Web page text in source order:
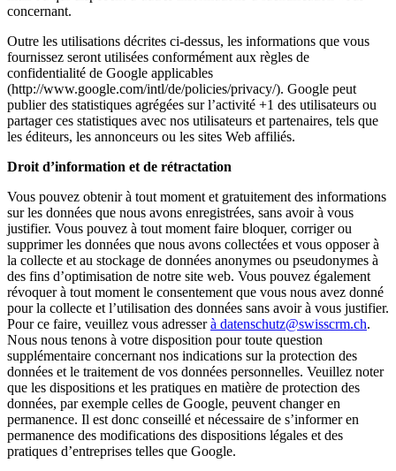
concernant.
Outre les utilisations décrites ci-dessus, les informations que vous
fournissez seront utilisées conformément aux règles de
confidentialité de Google applicables
(http://www.google.com/intl/de/policies/privacy/). Google peut
publier des statistiques agrégées sur l’activité +1 des utilisateurs ou
partager ces statistiques avec nos utilisateurs et partenaires, tels que
les éditeurs, les annonceurs ou les sites Web affiliés.
Droit d’information et de rétractation
Vous pouvez obtenir à tout moment et gratuitement des informations
sur les données que nous avons enregistrées, sans avoir à vous
justifier. Vous pouvez à tout moment faire bloquer, corriger ou
supprimer les données que nous avons collectées et vous opposer à
la collecte et au stockage de données anonymes ou pseudonymes à
des fins d’optimisation de notre site web. Vous pouvez également
révoquer à tout moment le consentement que vous nous avez donné
pour la collecte et l’utilisation des données sans avoir à vous justifier.
Pour ce faire, veuillez vous adresserà datenschutz@swisscrm.ch.
Nous nous tenons à votre disposition pour toute question
supplémentaire concernant nos indications sur la protection des
données et le traitement de vos données personnelles. Veuillez noter
que les dispositions et les pratiques en matière de protection des
données, par exemple celles de Google, peuvent changer en
permanence. Il est donc conseillé et nécessaire de s’informer en
permanence des modifications des dispositions légales et des
pratiques d’entreprises telles que Google.